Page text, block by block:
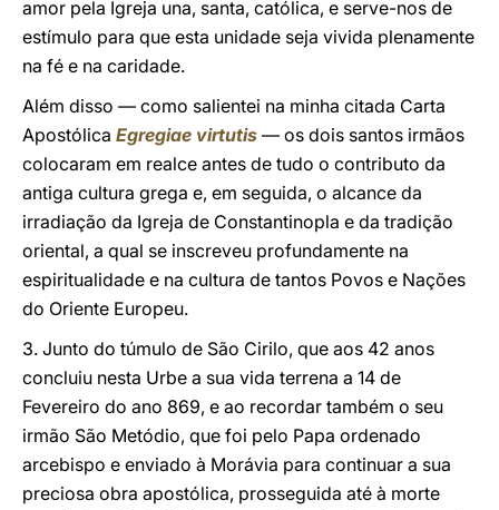
amor pela Igreja una, santa, católica, e serve-nos de
estímulo para que esta unidade seja vivida plenamente
na fé e na caridade.
Além disso — como salientei na minha citada Carta
Apostólica Egregiae virtutis — os dois santos irmãos
colocaram em realce antes de tudo o contributo da
antiga cultura grega e, em seguida, o alcance da
irradiação da Igreja de Constantinopla e da tradição
oriental, a qual se inscreveu profundamente na
espiritualidade e na cultura de tantos Povos e Nações
do Oriente Europeu.
3. Junto do túmulo de São Cirilo, que aos 42 anos
concluiu nesta Urbe a sua vida terrena a 14 de
Fevereiro do ano 869, e ao recordar também o seu
irmão São Metódio, que foi pelo Papa ordenado
arcebispo e enviado à Morávia para continuar a sua
preciosa obra apostólica, prosseguida até à morte